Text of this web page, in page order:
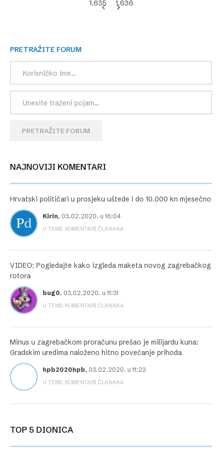
1.635
1.636
PRETRAŽITE FORUM
PRETRAŽITE FORUM
NAJNOVIJI KOMENTARI
Hrvatski političari u prosjeku uštede i do 10.000 kn mjesečno
Kirin, 03.02.2020. u 16:04
U TEMI: KOMENTARI ČLANAKA
VIDEO: Pogledajte kako izgleda maketa novog zagrebačkog
rotora
bug0, 03.02.2020. u 11:31
U TEMI: KOMENTARI ČLANAKA
Minus u zagrebačkom proračunu prešao je milijardu kuna:
Gradskim uredima naloženo hitno povećanje prihoda
hpb2020hpb, 03.02.2020. u 11:23
U TEMI: KOMENTARI ČLANAKA
TOP 5 DIONICA